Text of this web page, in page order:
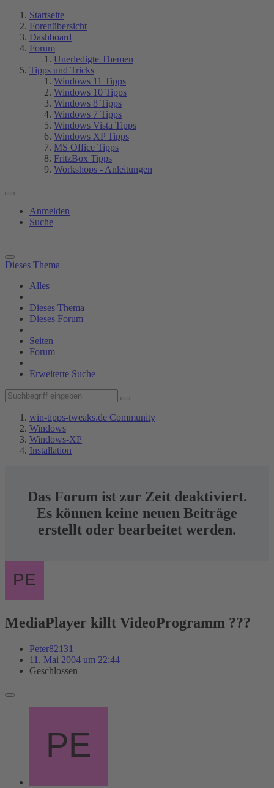
Startseite
Forenübersicht
Dashboard
Forum
Unerledigte Themen
Tipps und Tricks
Windows 11 Tipps
Windows 10 Tipps
Windows 8 Tipps
Windows 7 Tipps
Windows Vista Tipps
Windows XP Tipps
MS Office Tipps
FritzBox Tipps
Workshops - Anleitungen
Anmelden
Suche
Dieses Thema
Alles
Dieses Thema
Dieses Forum
Seiten
Forum
Erweiterte Suche
win-tipps-tweaks.de Community
Windows
Windows-XP
Installation
Das Forum ist zur Zeit deaktiviert.
Es können keine neuen Beiträge
erstellt oder bearbeitet werden.
MediaPlayer killt VideoProgramm ???
Peter82131
11. Mai 2004 um 22:44
Geschlossen